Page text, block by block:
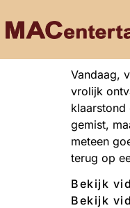
Vandaag,
vrolijk
klaarstond
gemist,
meteen
terug op
Bekijk
Bekijk